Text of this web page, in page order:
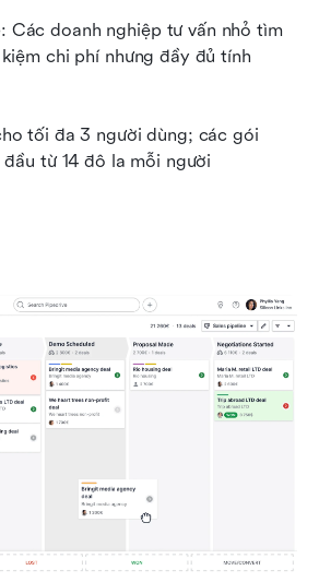
: Các doanh nghiệp tư vấn nhỏ tìm
chi phí nhưng đầy đủ tính
tối đa 3 người dùng; các gói
từ 14 đô la mỗi người